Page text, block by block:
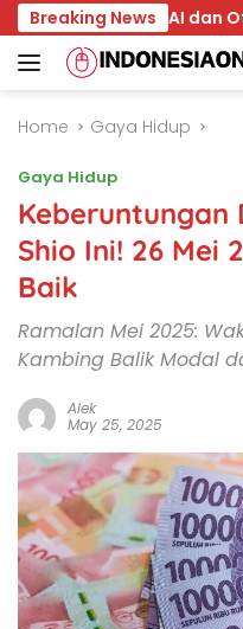
Skip
to
content
Breaking News
AI dan Otomatisasi
Home Gaya Hidup
Gaya Hidup
Keberuntungan
Shio Ini! 26 Mei
Baik
Ramalan Mei 2025:
Kambing Balik Modal
Alek
May 25, 2025